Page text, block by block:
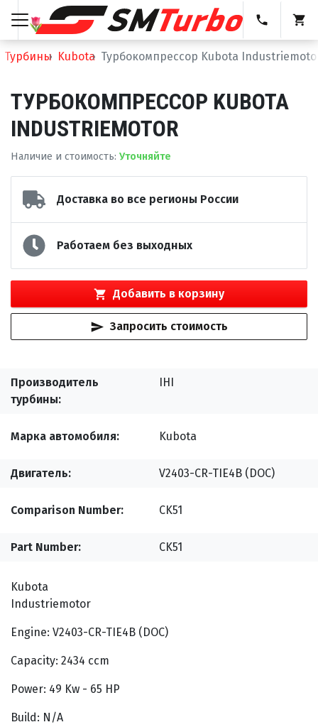
Турбины Kubota Турбокомпрессор Kubota
ТУРБОКОМПРЕССОР KUBOTA
INDUSTRIEMOTOR
Наличие и стоимость: Уточняйте
Доставка во все регионы России
Работаем без выходных
Добавить в корзину
Запросить стоимость
Производитель
турбины
IHI
Марка автомобиля Kubota
Двигатель V2403-CR-TIE4B (DOC)
Comparison Number CK51
Part Number CK51
Kubota
Industriemotor
Engine: V2403-CR-TIE4B (DOC)
Capacity: 2434 ccm
Power: 49 Kw - 65 HP
Build: N/A